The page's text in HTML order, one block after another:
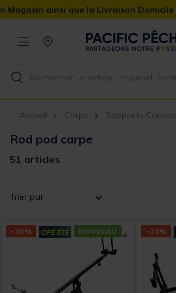
la Livraison Domicile offerte dès 90€
Accueil Carpe Supports Cannes
Rod pod carpe
51 articles
Trier par
-30% NOUVEAU -33%